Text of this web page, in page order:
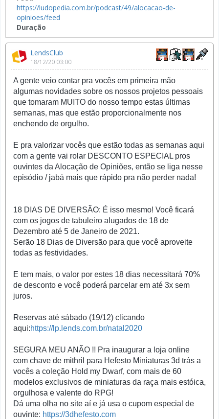
https://ludopedia.com.br/podcast/49/alocacao-de-
opinioes/feed
Duração
LendsClub
18/12/20 03:00
A gente veio contar pra vocês em primeira mão
algumas novidades sobre os nossos projetos pessoais
que tomaram MUITO do nosso tempo estas últimas
semanas, mas que estão proporcionalmente nos
enchendo de orgulho.
E pra valorizar vocês que estão todas as semanas aqui
com a gente vai rolar DESCONTO ESPECIAL pros
ouvintes da Alocação de Opiniões, então se liga nesse
episódio / jabá mais que rápido pra não perder nada!
18 DIAS DE DIVERSÃO: É isso mesmo! Você ficará
com os jogos de tabuleiro alugados de 18 de
Dezembro até 5 de Janeiro de 2021.
Serão 18 Dias de Diversão para que você aproveite
todas as festividades.
E tem mais, o valor por estes 18 dias necessitará 70%
de desconto e você poderá parcelar em até 3x sem
juros.
Reservas até sábado (19/12) clicando
aqui:https://lp.lends.com.br/natal2020
SEGURA MEU ANÃO !! Pra inaugurar a loja online
com chave de mithril para Hefesto Miniaturas 3d trás a
vocês a coleção Hold my Dwarf, com mais de 60
modelos exclusivos de miniaturas da raça mais estóica,
orgulhosa e valente do RPG!
Dá uma olha no site aí e já usa o cupom especial de
ouvinte: https://3dhefesto.com